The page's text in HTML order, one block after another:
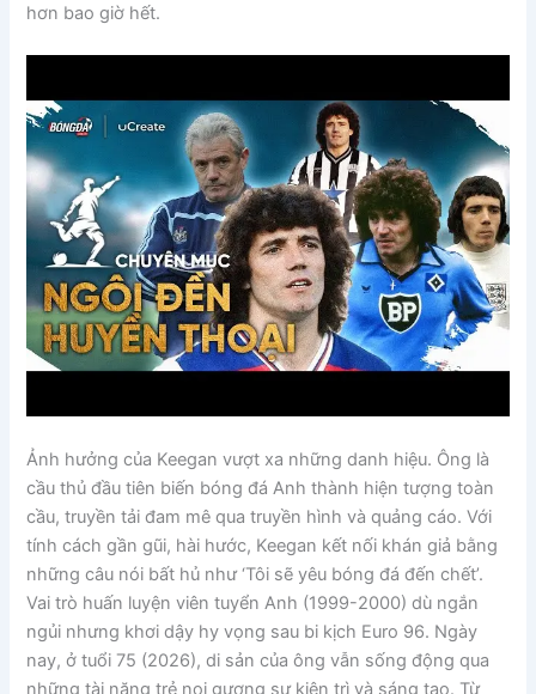
hơn bao giờ hết.
Ảnh hưởng của Keegan vượt xa những danh hiệu. Ông là
cầu thủ đầu tiên biến bóng đá Anh thành hiện tượng toàn
cầu, truyền tải đam mê qua truyền hình và quảng cáo. Với
tính cách gần gũi, hài hước, Keegan kết nối khán giả bằng
những câu nói bất hủ như ‘Tôi sẽ yêu bóng đá đến chết’.
Vai trò huấn luyện viên tuyển Anh (1999-2000) dù ngắn
ngủi nhưng khơi dậy hy vọng sau bi kịch Euro 96. Ngày
nay, ở tuổi 75 (2026), di sản của ông vẫn sống động qua
những tài năng trẻ noi gương sự kiên trì và sáng tạo. Từ